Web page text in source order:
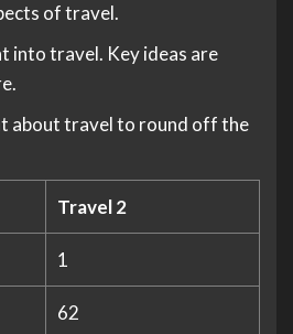
of travel.
into travel. Key ideas are
about travel to round off the
Travel 2
1
62